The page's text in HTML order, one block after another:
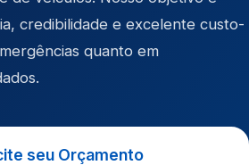
credibilidade e excelente custo-
quanto em
seu Orçamento